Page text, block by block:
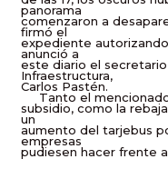
panorama
comenzaron a
firmó el
expediente
anunció a
este diario el
Infraestructura,
Carlos Pastén.
Tanto el
subsidio, como la
un
aumento del tarjebus
empresas
pudiesen hacer frente